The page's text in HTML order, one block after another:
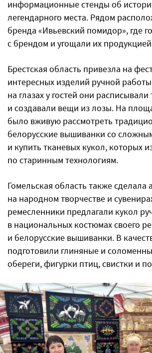
информационные стенды об
легендарного места. Рядом
бренда «Ивьевский помидор», где
с брендом и угощали их
Брестская область привезла на
интересных изделий ручной
на глазах у гостей они расписывали
и создавали вещи из лозы. На
было вживую рассмотреть
белорусские вышиванки со
и купить тканевых кукол, которых
по старинным технологиям.
Гомельская область также сделала
на народном творчестве и
ремесленники предлагали кукол
в национальных костюмах своего
и белорусские вышиванки. В
подготовили глиняные и
обереги, фигурки птиц, свистки и